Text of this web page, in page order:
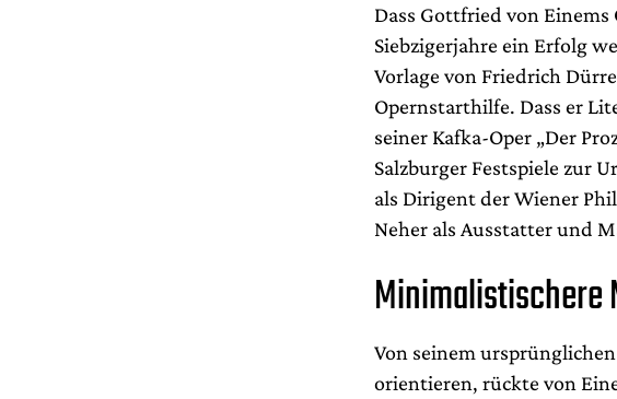
Dass Gottfried von Einems
Siebzigerjahre ein Erfolg
Vorlage von Friedrich
Opernstarthilfe. Dass er
seiner Kafka-Oper „Der
Salzburger Festspiele zur
als Dirigent der Wiener
Neher als Ausstatter und
Minimalistischere
Von seinem
orientieren, rückte von